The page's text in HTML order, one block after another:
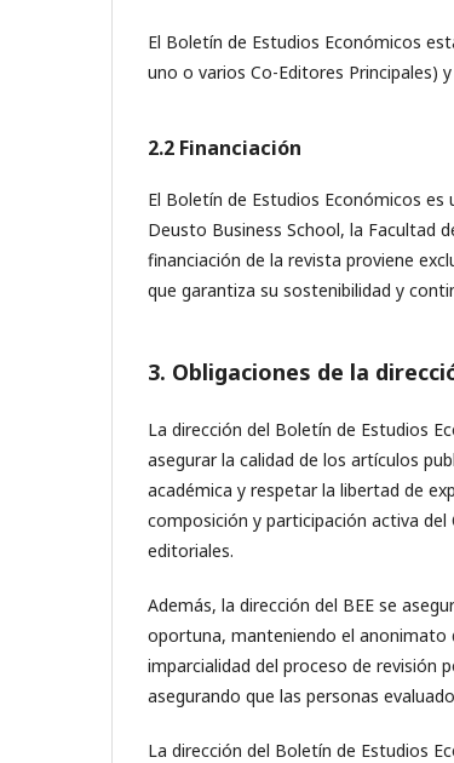
El Boletín de Estudios Económicos
uno o varios Co-Editores Principales)
2.2 Financiación
El Boletín de Estudios Económicos
Deusto Business School, la Facultad
financiación de la revista proviene
que garantiza su sostenibilidad y
3. Obligaciones de la
La dirección del Boletín de Estudios
asegurar la calidad de los artículos
académica y respetar la libertad de
composición y participación activa
editoriales.
Además, la dirección del BEE se
oportuna, manteniendo el anonimato
imparcialidad del proceso de revisión
asegurando que las personas
La dirección del Boletín de Estudios